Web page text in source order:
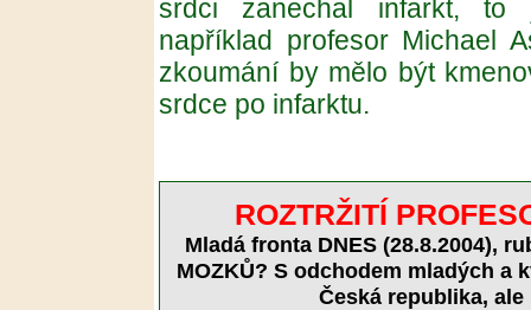
srdci zanechal infarkt, to
například profesor Michael
zkoumání by mělo být
srdce po infarktu.
ROZTRŽITÍ
Mladá fronta DNES (28.8.2004),
MOZKŮ? S odchodem mladých a
Česká republika,